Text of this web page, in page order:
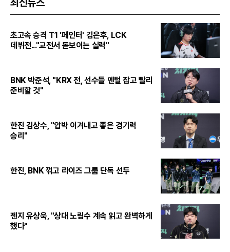
초고속 승격 T1 '페인터' 김은후, LCK
데뷔전..."교전서 돋보이는 실력"
BNK 박준석, "KRX 전, 선수들 멘털 잡고 빨리
준비할 것"
한진 김상수, "압박 이겨내고 좋은 경기력
승리"
한진, BNK 꺾고 라이즈 그룹 단독 선두
젠지 유상욱, "상대 노림수 계속 읽고 완벽하게
했다"